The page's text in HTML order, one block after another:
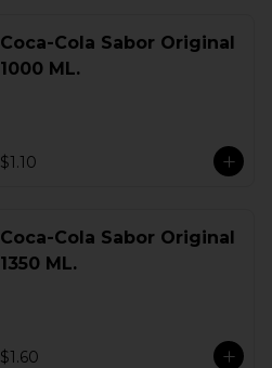
Coca-Cola Sabor Original
1000 ML.
$1.10
Coca-Cola Sabor Original
1350 ML.
$1.60